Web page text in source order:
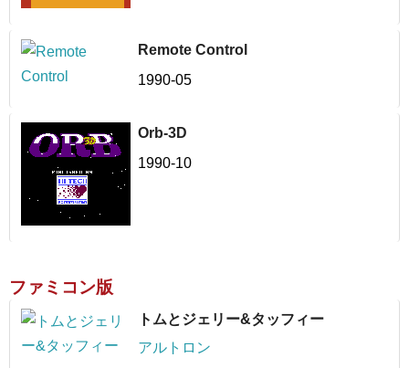
Remote Control
1990-05
Orb-3D
1990-10
ファミコン版
トムとジェリー&タッフィー
アルトロン